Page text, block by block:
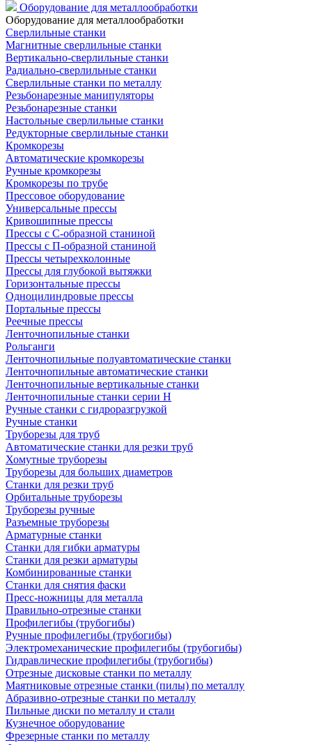
Оборудование для металлообработки
Оборудование для металлообработки
Сверлильные станки
Магнитные сверлильные станки
Вертикально-сверлильные станки
Радиально-сверлильные станки
Сверлильные станки по металлу
Резьбонарезные манипуляторы
Резьбонарезные станки
Настольные сверлильные станки
Редукторные сверлильные станки
Кромкорезы
Автоматические кромкорезы
Ручные кромкорезы
Кромкорезы по трубе
Прессовое оборудование
Универсальные прессы
Кривошипные прессы
Прессы с С-образной станиной
Прессы с П-образной станиной
Прессы четырехколонные
Прессы для глубокой вытяжки
Горизонтальные прессы
Одноцилиндровые прессы
Портальные прессы
Реечные прессы
Ленточнопильные станки
Рольганги
Ленточнопильные полуавтоматические станки
Ленточнопильные автоматические станки
Ленточнопильные вертикальные станки
Ленточнопильные станки серии H
Ручные станки с гидроразгрузкой
Ручные станки
Труборезы для труб
Автоматические станки для резки труб
Хомутные труборезы
Труборезы для больших диаметров
Станки для резки труб
Орбитальные труборезы
Труборезы ручные
Разъемные труборезы
Арматурные станки
Станки для гибки арматуры
Станки для резки арматуры
Комбинированные станки
Станки для снятия фаски
Пресс-ножницы для металла
Правильно-отрезные станки
Профилегибы (трубогибы)
Ручные профилегибы (трубогибы)
Электромеханические профилегибы (трубогибы)
Гидравлические профилегибы (трубогибы)
Отрезные дисковые станки по металлу
Маятниковые отрезные станки (пилы) по металлу
Абразивно-отрезные станки по металлу
Пильные диски по металлу и стали
Кузнечное оборудование
Фрезерные станки по металлу